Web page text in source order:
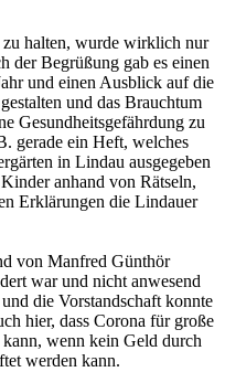
halten, wurde wirklich nur
der Begrüßung gab es einen
und einen Ausblick auf die
und das Brauchtum
Gesundheitsgefährdung zu
gerade ein Heft, welches
in Lindau ausgegeben
anhand von Rätseln,
Erklärungen die Lindauer
von Manfred Günthör
war und nicht anwesend
die Vorstandschaft konnte
hier, dass Corona für große
wenn kein Geld durch
werden kann.